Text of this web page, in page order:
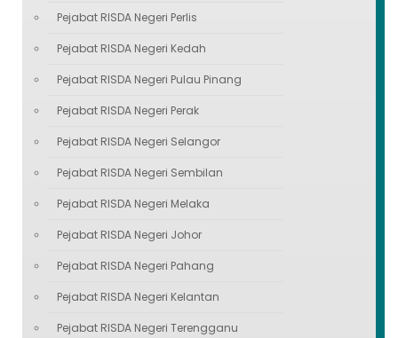
Pejabat RISDA Negeri Perlis
Pejabat RISDA Negeri Kedah
Pejabat RISDA Negeri Pulau Pinang
Pejabat RISDA Negeri Perak
Pejabat RISDA Negeri Selangor
Pejabat RISDA Negeri Sembilan
Pejabat RISDA Negeri Melaka
Pejabat RISDA Negeri Johor
Pejabat RISDA Negeri Pahang
Pejabat RISDA Negeri Kelantan
Pejabat RISDA Negeri Terengganu